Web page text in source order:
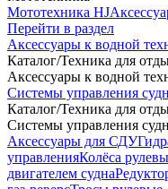
Мототехника HJ
Перейти в раздел
Аксессуары к водной
Каталог/Техника для
Аксессуары к водной
Системы управления
Каталог/Техника для
Системы управления
Аксессуары для СДУ
управленияКолёса
двигателем судна